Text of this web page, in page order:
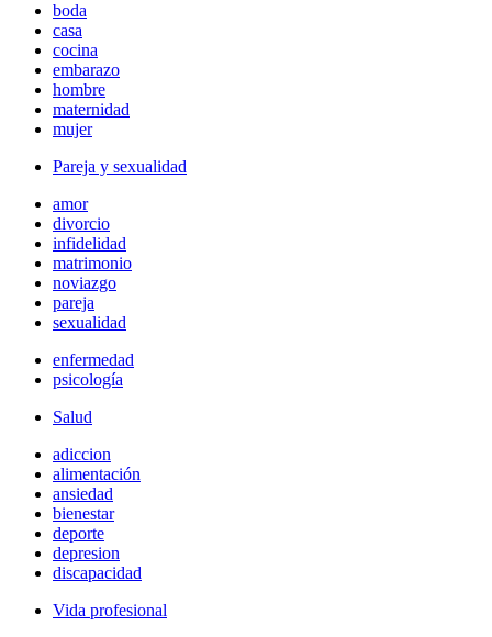
boda
casa
cocina
embarazo
hombre
maternidad
mujer
Pareja y sexualidad
amor
divorcio
infidelidad
matrimonio
noviazgo
pareja
sexualidad
enfermedad
psicología
Salud
adiccion
alimentación
ansiedad
bienestar
deporte
depresion
discapacidad
Vida profesional